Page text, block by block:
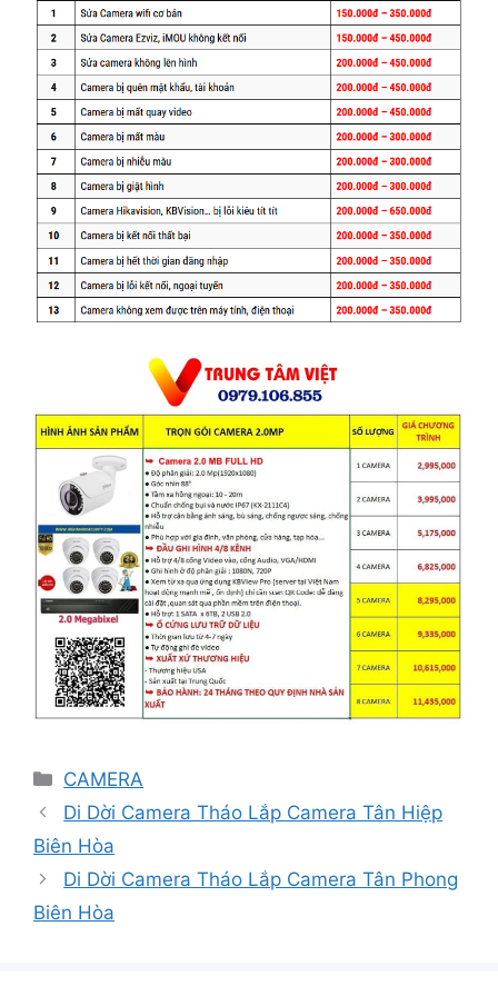
Danh
mục
CAMERA
Di Dời Camera Tháo Lắp Camera Tân Hiệp
Biên Hòa
Di Dời Camera Tháo Lắp Camera Tân Phong
Biên Hòa